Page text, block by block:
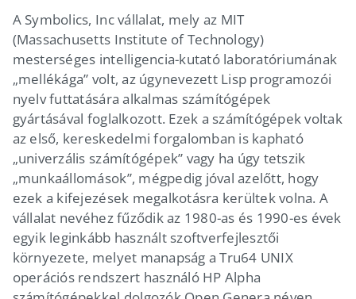
A Symbolics, Inc vállalat, mely az MIT
(Massachusetts Institute of Technology)
mesterséges intelligencia-kutató laboratóriumának
„mellékága” volt, az úgynevezett Lisp programozói
nyelv futtatására alkalmas számítógépek
gyártásával foglalkozott. Ezek a számítógépek voltak
az első, kereskedelmi forgalomban is kapható
„univerzális számítógépek” vagy ha úgy tetszik
„munkaállomások”, mégpedig jóval azelőtt, hogy
ezek a kifejezések megalkotásra kerültek volna. A
vállalat nevéhez fűződik az 1980-as és 1990-es évek
egyik leginkább használt szoftverfejlesztői
környezete, melyet manapság a Tru64 UNIX
operációs rendszert használó HP Alpha